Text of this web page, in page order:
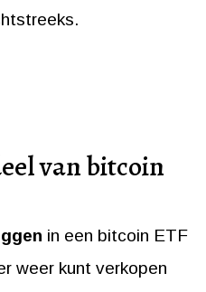
van bitcoin
in een bitcoin ETF
weer kunt verkopen